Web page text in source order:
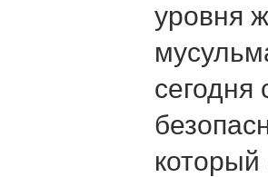
уровня
сегодня